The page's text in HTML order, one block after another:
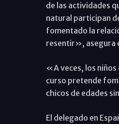
de las actividades
natural participan
fomentado la
resentir», asegura
«A veces, los
curso pretende
chicos de edades
El delegado en